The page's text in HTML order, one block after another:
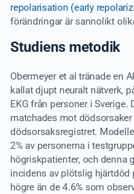
repolarisation (early
förändringar är sannolikt
Studiens metodik
Obermeyer et al tränade en
kallat djupt neuralt nätverk,
EKG från personer i Sverige.
matchades mot dödsorsaker
dödsorsaksregistret.
2% av personerna i
högriskpatienter, och denna
incidens av plötslig hjärtdöd
högre än de 4.6% som